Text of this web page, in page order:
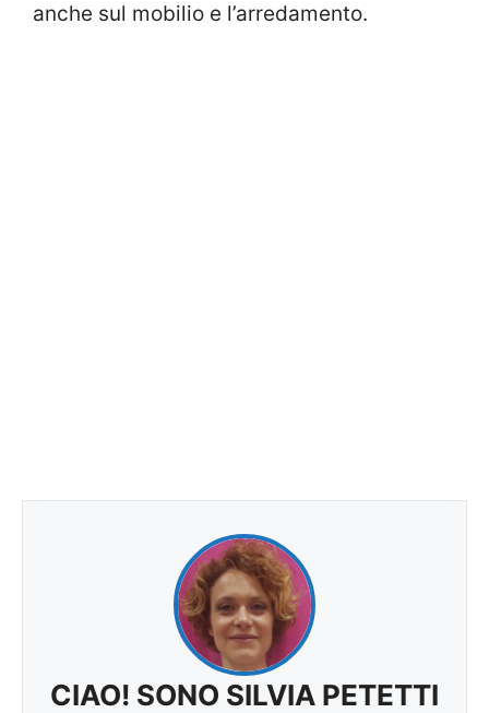
anche sul mobilio e l’arredamento.
CIAO! SONO SILVIA PETETTI